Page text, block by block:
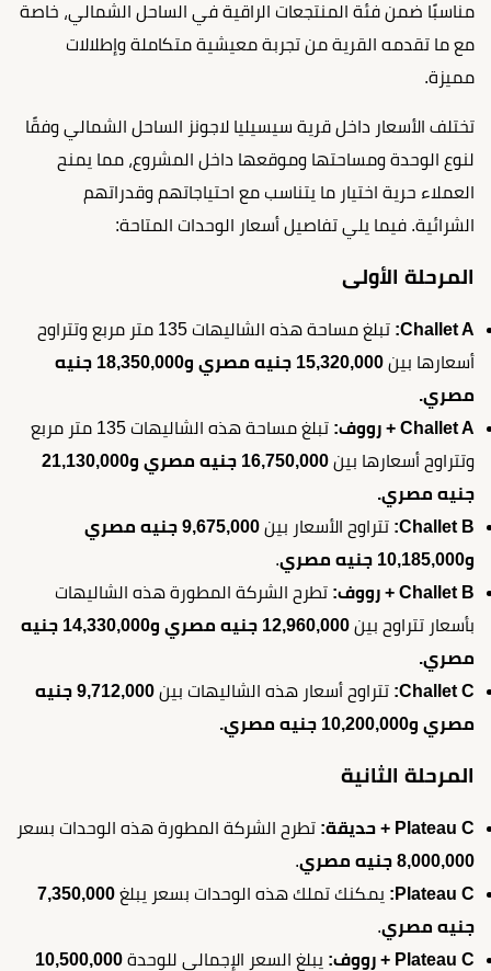
مناسبًا ضمن فئة المنتجعات الراقية في الساحل الشمالي، خاصة
مع ما تقدمه القرية من تجربة معيشية متكاملة وإطلالات
مميزة.
تختلف الأسعار داخل قرية سيسيليا لاجونز الساحل الشمالي وفقًا
لنوع الوحدة ومساحتها وموقعها داخل المشروع، مما يمنح
العملاء حرية اختيار ما يتناسب مع احتياجاتهم وقدراتهم
الشرائية. فيما يلي تفاصيل أسعار الوحدات المتاحة:
المرحلة الأولى
Challet A:
تبلغ مساحة هذه الشاليهات 135 متر مربع وتتراوح
أسعارها بين
15,320,000 جنيه مصري و18,350,000 جنيه
مصري.
Challet A + رووف:
تبلغ مساحة هذه الشاليهات 135 متر مربع
وتتراوح أسعارها بين
16,750,000 جنيه مصري و21,130,000
جنيه مصري.
Challet B: تتراوح الأسعار بين
9,675,000 جنيه مصري
و10,185,000 جنيه مصري
.
Challet B + رووف:
تطرح الشركة المطورة هذه الشاليهات
بأسعار تتراوح بين
12,960,000 جنيه مصري و14,330,000 جنيه
مصري.
Challet C: تتراوح أسعار هذه الشاليهات بين
9,712,000 جنيه
مصري و10,200,000 جنيه مصري.
المرحلة الثانية
Plateau C + حديقة:
تطرح الشركة المطورة هذه الوحدات بسعر
8,000,000 جنيه مصري
.
Plateau C:
يمكنك تملك هذه الوحدات بسعر يبلغ 7,350,000
جنيه مصري.
Plateau C + رووف:
يبلغ السعر الإجمالي للوحدة 10,500,000